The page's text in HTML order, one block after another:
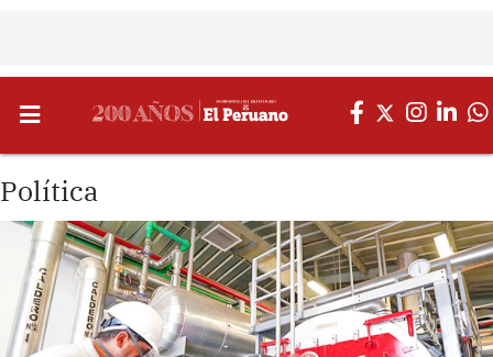
Política